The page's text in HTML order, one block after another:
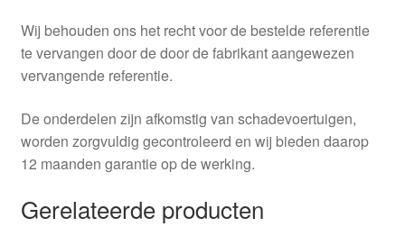
Wij behouden ons het recht voor de bestelde referentie
te vervangen door de door de fabrikant aangewezen
vervangende referentie.
De onderdelen zijn afkomstig van schadevoertuigen,
worden zorgvuldig gecontroleerd en wij bieden daarop
12 maanden garantie op de werking.
Gerelateerde producten